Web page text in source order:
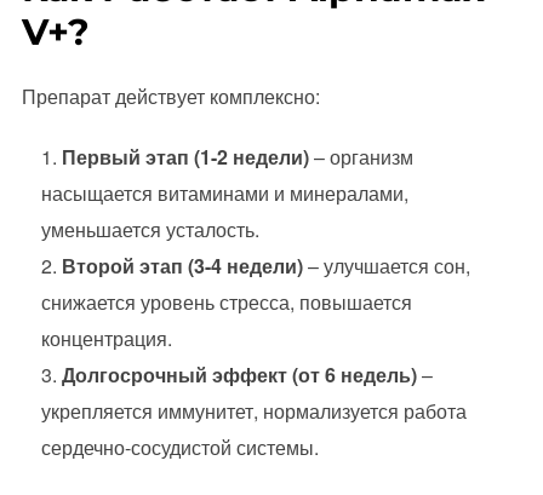
V+?
Препарат действует комплексно:
Первый этап (1-2 недели)– организм
насыщается витаминами и минералами,
уменьшается усталость.
Второй этап (3-4 недели)– улучшается сон,
снижается уровень стресса, повышается
концентрация.
Долгосрочный эффект (от 6 недель)–
укрепляется иммунитет, нормализуется работа
сердечно-сосудистой системы.